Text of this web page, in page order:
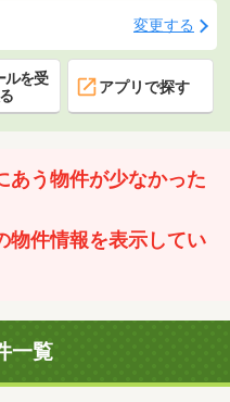
変更する
ルを受
アプリで探す
あう物件が少なかった
物件情報を表示してい
一覧